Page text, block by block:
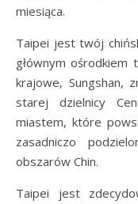
miesiąca.
Taipei jest twój
głównym ośrodkiem
krajowe, Sungshan,
starej dzielnicy
miastem, które
zasadniczo
obszarów Chin.
Taipei jest